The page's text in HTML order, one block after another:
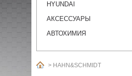
HYUNDAI
АКСЕССУАРЫ
АВТОХИМИЯ
> HAHN&SCHMIDT